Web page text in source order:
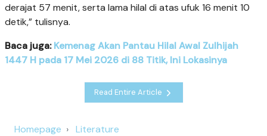
derajat 57 menit, serta lama hilal di atas ufuk 16 menit 10
detik,” tulisnya.
Baca juga:Kemenag Akan Pantau Hilal Awal Zulhijah
1447 H pada 17 Mei 2026 di 88 Titik, Ini Lokasinya
Read Entire Article
Homepage
Literature